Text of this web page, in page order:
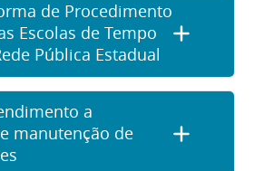
de Procedimento
Escolas de Tempo
Pública Estadual
a
manutenção de